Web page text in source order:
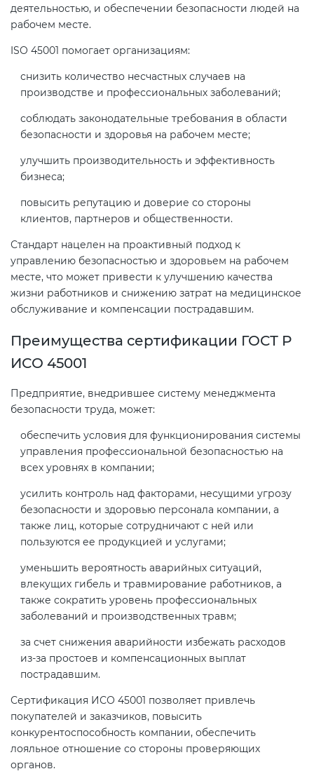
деятельностью, и обеспечении безопасности людей на
рабочем месте.
ISO 45001 помогает организациям:
снизить количество несчастных случаев на
производстве и профессиональных заболеваний;
соблюдать законодательные требования в области
безопасности и здоровья на рабочем месте;
улучшить производительность и эффективность
бизнеса;
повысить репутацию и доверие со стороны
клиентов, партнеров и общественности.
Стандарт нацелен на проактивный подход к
управлению безопасностью и здоровьем на рабочем
месте, что может привести к улучшению качества
жизни работников и снижению затрат на медицинское
обслуживание и компенсации пострадавшим.
Преимущества сертификации ГОСТ Р
ИСО 45001
Предприятие, внедрившее систему менеджмента
безопасности труда, может:
обеспечить условия для функционирования системы
управления профессиональной безопасностью на
всех уровнях в компании;
усилить контроль над факторами, несущими угрозу
безопасности и здоровью персонала компании, а
также лиц, которые сотрудничают с ней или
пользуются ее продукцией и услугами;
уменьшить вероятность аварийных ситуаций,
влекущих гибель и травмирование работников, а
также сократить уровень профессиональных
заболеваний и производственных травм;
за счет снижения аварийности избежать расходов
из-за простоев и компенсационных выплат
пострадавшим.
Сертификация ИСО 45001 позволяет привлечь
покупателей и заказчиков, повысить
конкурентоспособность компании, обеспечить
лояльное отношение со стороны проверяющих
органов.
Сертификация промышленного
оборудования (ТР ТС 010)
Сертификация средств
индивидуальной защиты (ТР ТС
019)
Действующие технические
регламенты